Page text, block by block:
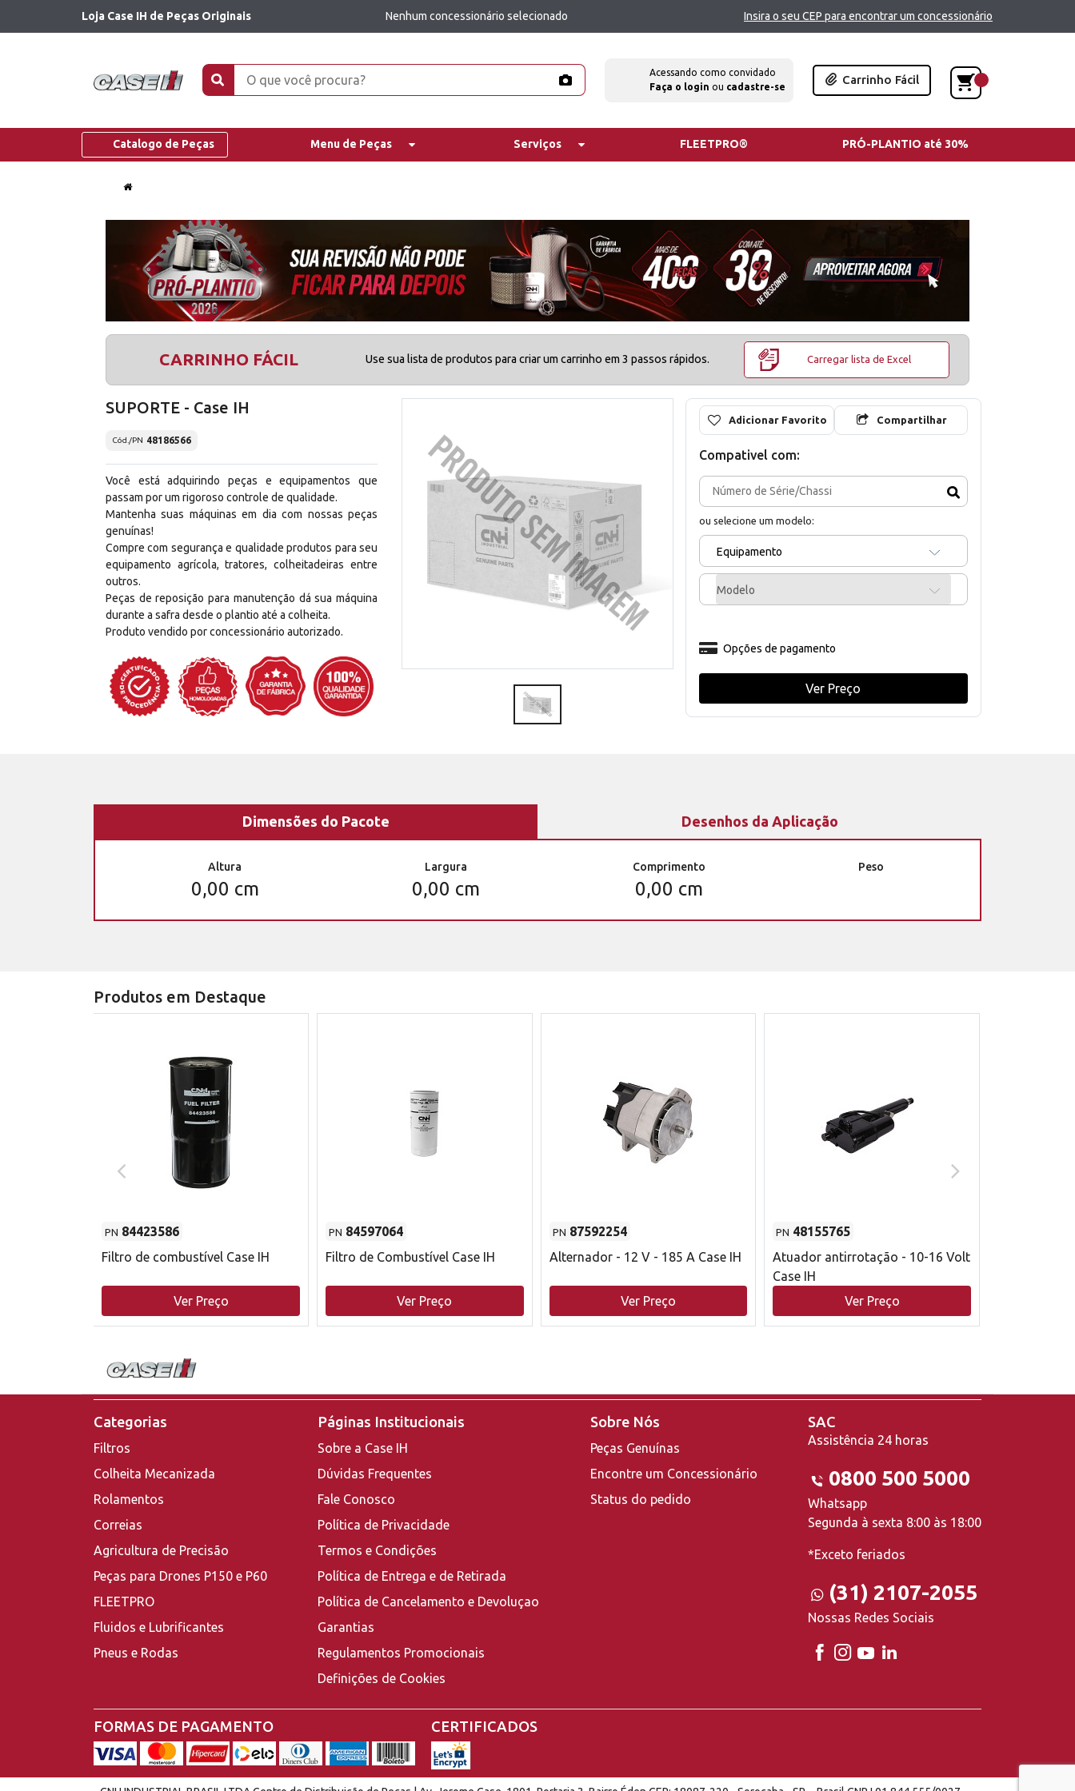
Loja Case IH de Peças Originais Nenhum concessionário selecionado Insira o seu CEP para encontrar um concessionário
Acessando como convidado
Faça o login ou cadastre-se
Carrinho Fácil
Catalogo de Peças Menu de Peças Serviços FLEETPRO® PRÓ-PLANTIO até 30%
CARRINHO FÁCIL Use sua lista de produtos para criar um carrinho em 3 passos rápidos. Carregar lista de Excel
SUPORTE - Case IH
Cód./PN 48186566
Você está adquirindo peças e equipamentos que
passam por um rigoroso controle de qualidade.
Mantenha suas máquinas em dia com nossas peças
genuínas!
Compre com segurança e qualidade produtos para seu
equipamento agrícola, tratores, colheitadeiras entre
outros.
Peças de reposição para manutenção dá sua máquina
durante a safra desde o plantio até a colheita.
Produto vendido por concessionário autorizado.
Adicionar Favorito Compartilhar
Compativel com:
ou selecione um modelo:
Equipamento
Modelo
Opções de pagamento
Ver Preço
Dimensões do Pacote Desenhos da Aplicação
Altura
0,00 cm
Largura
0,00 cm
Comprimento
0,00 cm
Peso
Produtos em Destaque
PN 84423586
Filtro de combustível Case IH
Ver Preço
PN 84597064
Filtro de Combustível Case IH
Ver Preço
PN 87592254
Alternador - 12 V - 185 A Case IH
Ver Preço
PN 48155765
Atuador antirrotação - 10-16 Volt
Case IH
Ver Preço
Categorias
Filtros
Colheita Mecanizada
Rolamentos
Correias
Agricultura de Precisão
Peças para Drones P150 e P60
FLEETPRO
Fluidos e Lubrificantes
Pneus e Rodas
Páginas Institucionais
Sobre a Case IH
Dúvidas Frequentes
Fale Conosco
Política de Privacidade
Termos e Condições
Política de Entrega e de Retirada
Política de Cancelamento e Devoluçao
Garantias
Regulamentos Promocionais
Definições de Cookies
Sobre Nós
Peças Genuínas
Encontre um Concessionário
Status do pedido
SAC
Assistência 24 horas
0800 500 5000
Whatsapp
Segunda à sexta 8:00 às 18:00
*Exceto feriados
(31) 2107-2055
Nossas Redes Sociais
FORMAS DE PAGAMENTO CERTIFICADOS